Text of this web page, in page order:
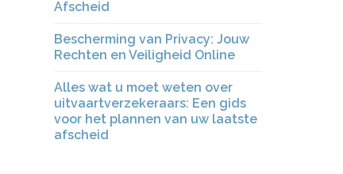
Afscheid
Bescherming van Privacy: Jouw
Rechten en Veiligheid Online
Alles wat u moet weten over
uitvaartverzekeraars: Een gids
voor het plannen van uw laatste
afscheid